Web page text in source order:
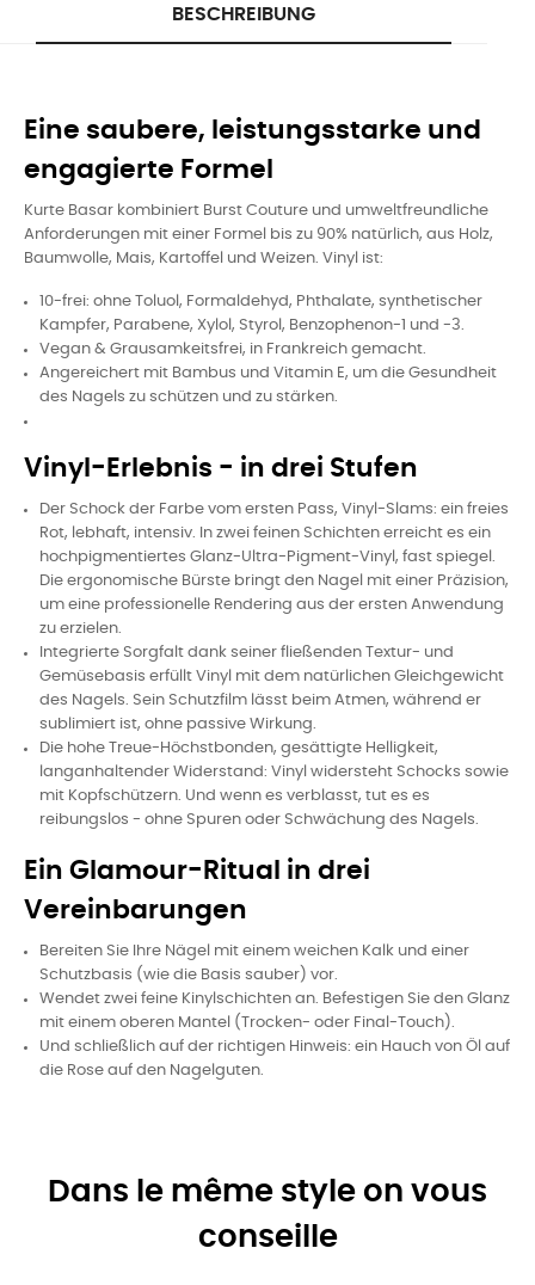
BESCHREIBUNG
Eine saubere, leistungsstarke und
engagierte Formel
Kurte Basar kombiniert Burst Couture und umweltfreundliche
Anforderungen mit einer Formel bis zu 90% natürlich, aus Holz,
Baumwolle, Mais, Kartoffel und Weizen. Vinyl ist:
10-frei: ohne Toluol, Formaldehyd, Phthalate, synthetischer
Kampfer, Parabene, Xylol, Styrol, Benzophenon-1 und -3.
Vegan & Grausamkeitsfrei, in Frankreich gemacht.
Angereichert mit Bambus und Vitamin E, um die Gesundheit
des Nagels zu schützen und zu stärken.
Vinyl-Erlebnis - in drei Stufen
Der Schock der Farbe vom ersten Pass, Vinyl-Slams: ein freies
Rot, lebhaft, intensiv. In zwei feinen Schichten erreicht es ein
hochpigmentiertes Glanz-Ultra-Pigment-Vinyl, fast spiegel.
Die ergonomische Bürste bringt den Nagel mit einer Präzision,
um eine professionelle Rendering aus der ersten Anwendung
zu erzielen.
Integrierte Sorgfalt dank seiner fließenden Textur- und
Gemüsebasis erfüllt Vinyl mit dem natürlichen Gleichgewicht
des Nagels. Sein Schutzfilm lässt beim Atmen, während er
sublimiert ist, ohne passive Wirkung.
Die hohe Treue-Höchstbonden, gesättigte Helligkeit,
langanhaltender Widerstand: Vinyl widersteht Schocks sowie
mit Kopfschützern. Und wenn es verblasst, tut es es
reibungslos - ohne Spuren oder Schwächung des Nagels.
Ein Glamour-Ritual in drei
Vereinbarungen
Bereiten Sie Ihre Nägel mit einem weichen Kalk und einer
Schutzbasis (wie die Basis sauber) vor.
Wendet zwei feine Kinylschichten an. Befestigen Sie den Glanz
mit einem oberen Mantel (Trocken- oder Final-Touch).
Und schließlich auf der richtigen Hinweis: ein Hauch von Öl auf
die Rose auf den Nagelguten.
Dans le même style on vous
conseille